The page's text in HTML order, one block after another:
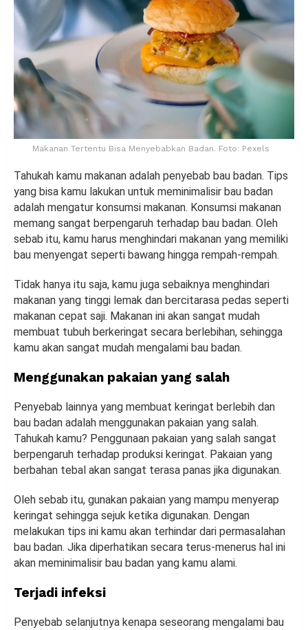
Makanan Tertentu Bisa Menyebabkan Badan. Foto: Pexels
Tahukah kamu makanan adalah penyebab bau badan. Tips
yang bisa kamu lakukan untuk meminimalisir bau badan
adalah mengatur konsumsi makanan. Konsumsi makanan
memang sangat berpengaruh terhadap bau badan. Oleh
sebab itu, kamu harus menghindari makanan yang memiliki
bau menyengat seperti bawang hingga rempah-rempah.
Tidak hanya itu saja, kamu juga sebaiknya menghindari
makanan yang tinggi lemak dan bercitarasa pedas seperti
makanan cepat saji. Makanan ini akan sangat mudah
membuat tubuh berkeringat secara berlebihan, sehingga
kamu akan sangat mudah mengalami bau badan.
Menggunakan pakaian yang salah
Penyebab lainnya yang membuat keringat berlebih dan
bau badan adalah menggunakan pakaian yang salah.
Tahukah kamu? Penggunaan pakaian yang salah sangat
berpengaruh terhadap produksi keringat. Pakaian yang
berbahan tebal akan sangat terasa panas jika digunakan.
Oleh sebab itu, gunakan pakaian yang mampu menyerap
keringat sehingga sejuk ketika digunakan. Dengan
melakukan tips ini kamu akan terhindar dari permasalahan
bau badan. Jika diperhatikan secara terus-menerus hal ini
akan meminimalisir bau badan yang kamu alami.
Terjadi infeksi
Penyebab selanjutnya kenapa seseorang mengalami bau